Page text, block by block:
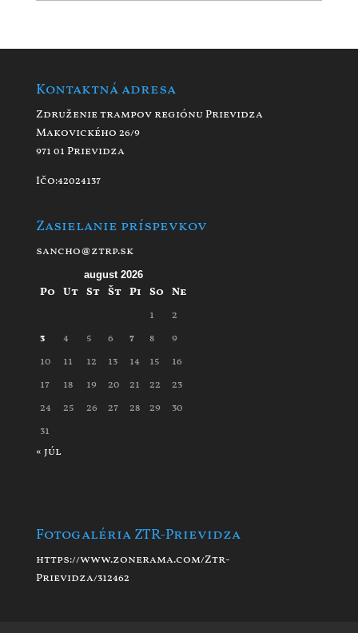
Kontaktná adresa
Združenie trampov regiónu Prievidza
Makovického 26/9
971 01 Prievidza
Ičo:42024137
Zasielanie príspevkov
sancho@ztrp.sk
august 2026
Po Ut St Št Pi So Ne
1
2
3
4 5 6 7 8
9
10
11 12 13 14 15
16
17
18 19 20 21 22
23
24
25 26 27 28 29
30
31
« júl
Fotogaléria ZTR-Prievidza
https://www.zonerama.com/Ztr-
Prievidza/312462